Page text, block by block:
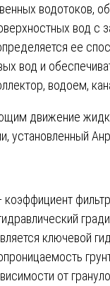
водотоков,
вод с
ее
вод и
водоем,
движение
установленный
ключевой
от